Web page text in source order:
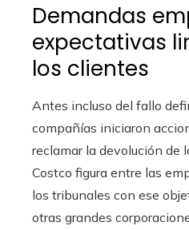
Demandas
expectativas
los clientes
Antes incluso del fallo
compañías iniciaron
reclamar la devolución de
Costco figura entre las
los tribunales con ese
otras grandes